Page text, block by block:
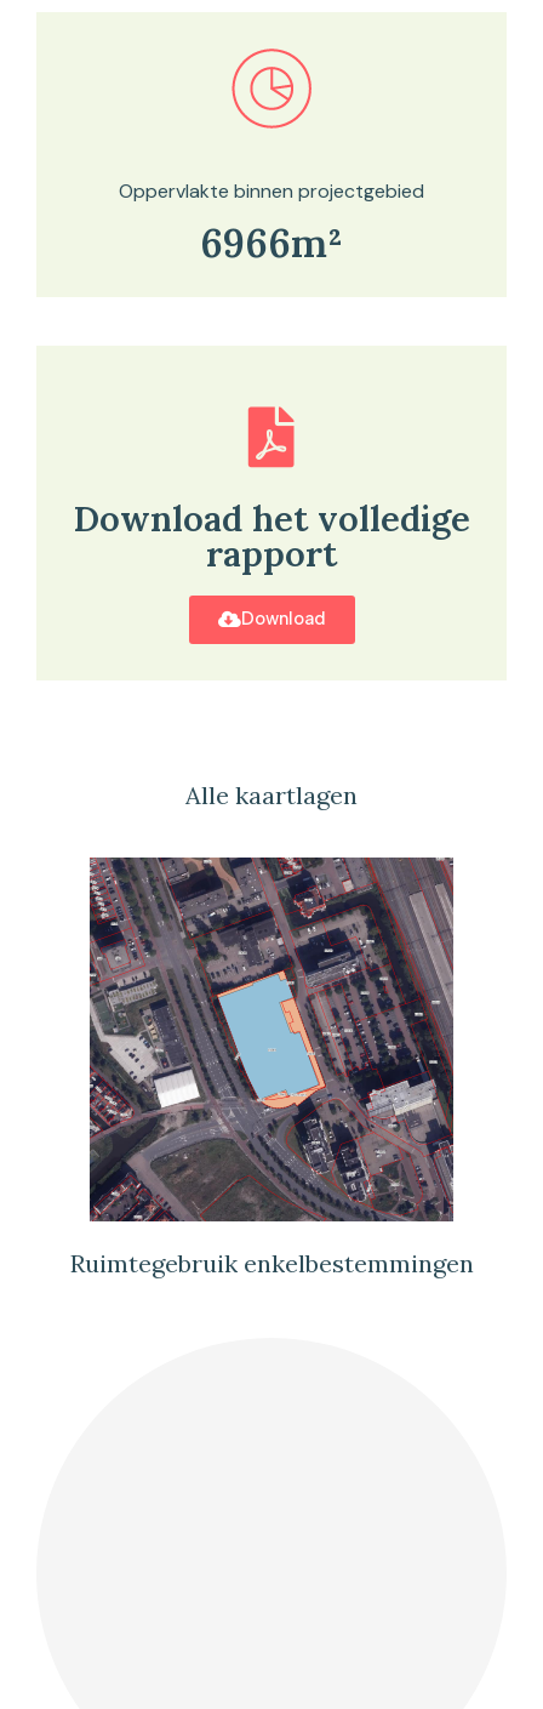
Bekijk in onze kaartviewer
Oppervlakte binnen projectgebied
6966m²
Download het volledige
rapport
Download
Alle kaartlagen
Ruimtegebruik enkelbestemmingen